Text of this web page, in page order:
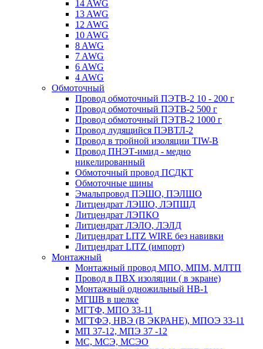
14 AWG
13 AWG
12 AWG
10 AWG
8 AWG
7 AWG
6 AWG
4 AWG
Обмоточный
Провод обмоточный ПЭТВ-2 10 - 200 г
Провод обмоточный ПЭТВ-2 500 г
Провод обмоточный ПЭТВ-2 1000 г
Провод лудящийся ПЭВТЛ-2
Провод в тройной изоляции TIW-B
Провод ПНЭТ-имид - медно
никелированный
Обмоточный провод ПСДКТ
Обмоточные шины
Эмальпровод ПЭШО, ПЭЛШО
Литцендрат ЛЭШО, ЛЭПШД
Литцендрат ЛЭПКО
Литцендрат ЛЭЛО, ЛЭЛД
Литцендрат LITZ WIRE без навивки
Литцендрат LITZ (импорт)
Монтажный
Монтажный провод МПО, МПМ, МЛТП
Провод в ПВХ изоляции ( в экране)
Монтажный одножильный HB-1
МГШВ в шелке
МГТФ, МПО 33-11
МГТФЭ, НВЭ (В ЭКРАНЕ), МПОЭ 33-11
МП 37-12, МПЭ 37 -12
МС, МСЭ, МСЭО